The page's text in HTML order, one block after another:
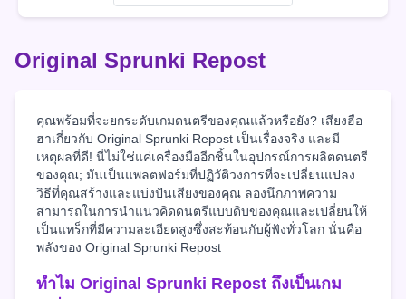
Original Sprunki Repost
คุณพร้อมที่จะยกระดับเกมดนตรีของคุณแล้วหรือยัง? เสียงฮือ
ฮาเกี่ยวกับ Original Sprunki Repost เป็นเรื่องจริง และมี
เหตุผลที่ดี! นี่ไม่ใช่แค่เครื่องมืออีกชิ้นในอุปกรณ์การผลิตดนตรี
ของคุณ; มันเป็นแพลตฟอร์มที่ปฏิวัติวงการที่จะเปลี่ยนแปลง
วิธีที่คุณสร้างและแบ่งปันเสียงของคุณ ลองนึกภาพความ
สามารถในการนำแนวคิดดนตรีแบบดิบของคุณและเปลี่ยนให้
เป็นแทร็กที่มีความละเอียดสูงซึ่งสะท้อนกับผู้ฟังทั่วโลก นั่นคือ
พลังของ Original Sprunki Repost
ทำไม Original Sprunki Repost ถึงเป็นเกม